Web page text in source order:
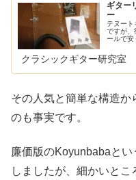
ギター
ー
テヌー
ですが、徐々
ールで安
クラシックギター研究室
その人気と簡単な構造か
のも事実です。
廉価版のKoyunbabaと
しましたが、細かいと